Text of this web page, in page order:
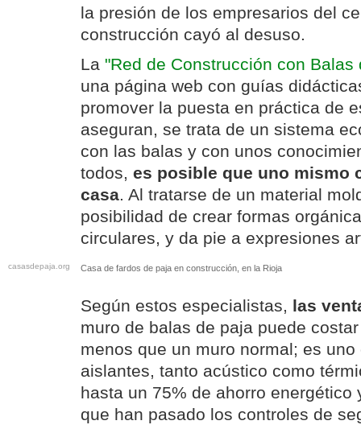
la presión de los empresarios del
construcción cayó al desuso.
La "Red de Construcción con Balas
una página web con guías
promover la puesta en práctica de
aseguran, se trata de un sistema
con las balas y con unos
todos, es posible que uno mismo
casa. Al tratarse de un material
posibilidad de crear formas
circulares, y da pie a expresiones
casasdepaja.org Casa de fardos de paja en construcción, en la Rioja
Según estos especialistas, las
muro de balas de paja puede
menos que un muro normal; es
aislantes, tanto acústico como
hasta un 75% de ahorro energético
que han pasado los controles de